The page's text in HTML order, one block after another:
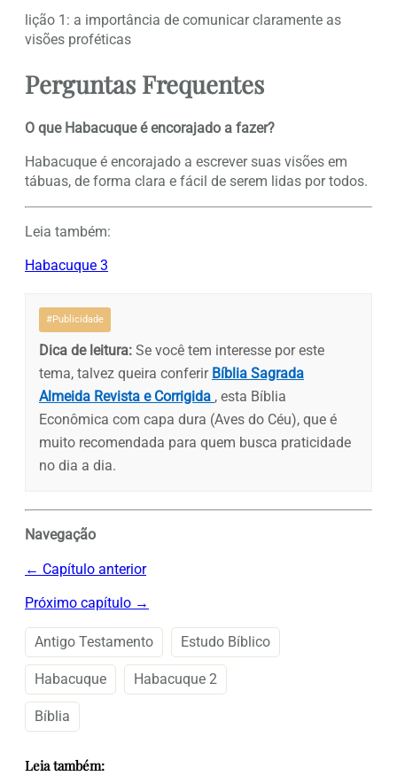
lição 1: a importância de comunicar claramente as
visões proféticas
Perguntas Frequentes
O que Habacuque é encorajado a fazer?
Habacuque é encorajado a escrever suas visões em
tábuas, de forma clara e fácil de serem lidas por todos.
Leia também:
Habacuque 3
#Publicidade
Dica de leitura: Se você tem interesse por este
tema, talvez queira conferir Bíblia Sagrada
Almeida Revista e Corrigida , esta Bíblia
Econômica com capa dura (Aves do Céu), que é
muito recomendada para quem busca praticidade
no dia a dia.
Navegação
← Capítulo anterior
Próximo capítulo →
Antigo Testamento Estudo Bíblico
Habacuque Habacuque 2
Bíblia
Leia também: